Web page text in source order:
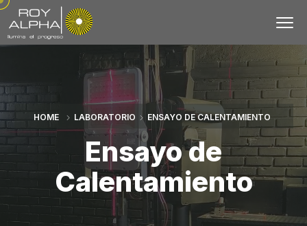
HOME LABORATORIO ENSAYO DE CALENTAMIENTO
Ensayo de
Calentamiento